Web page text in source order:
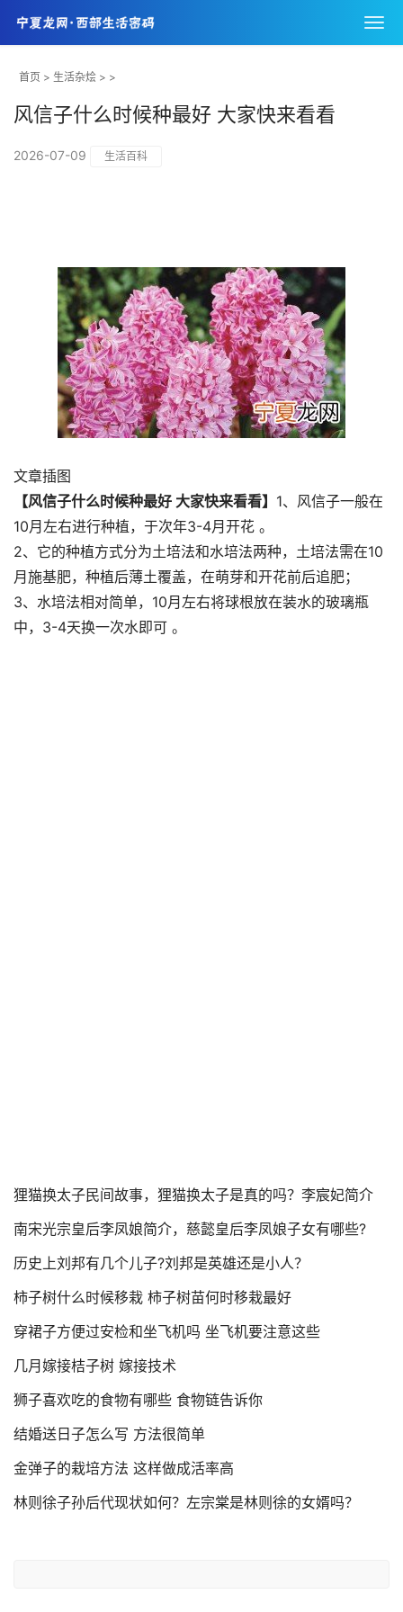
首页 > 生活杂烩 > >
风信子什么时候种最好 大家快来看看
2026-07-09 生活百科
文章插图
【风信子什么时候种最好 大家快来看看】 1、风信子一般在
10月左右进行种植，于次年3-4月开花 。
2、它的种植方式分为土培法和水培法两种，土培法需在10
月施基肥，种植后薄土覆盖，在萌芽和开花前后追肥；
3、水培法相对简单，10月左右将球根放在装水的玻璃瓶
中，3-4天换一次水即可 。
狸猫换太子民间故事，狸猫换太子是真的吗？李宸妃简介
南宋光宗皇后李凤娘简介，慈懿皇后李凤娘子女有哪些?
历史上刘邦有几个儿子?刘邦是英雄还是小人？
柿子树什么时候移栽 柿子树苗何时移栽最好
穿裙子方便过安检和坐飞机吗 坐飞机要注意这些
几月嫁接桔子树 嫁接技术
狮子喜欢吃的食物有哪些 食物链告诉你
结婚送日子怎么写 方法很简单
金弹子的栽培方法 这样做成活率高
林则徐子孙后代现状如何？左宗棠是林则徐的女婿吗？